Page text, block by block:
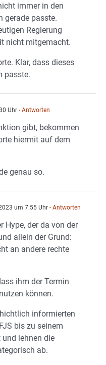
immer in den
gerade passte.
Regierung
nicht mitgemacht.
Klar, dass dieses
passte.
Uhr - Antworten
gibt, bekommen
hiermit auf dem
genau so.
um 7:55 Uhr - Antworten
Hype, der da von der
allein der Grund:
an andere rechte
ihm der Termin
können.
informierten
bis zu seinem
lehnen die
ab.